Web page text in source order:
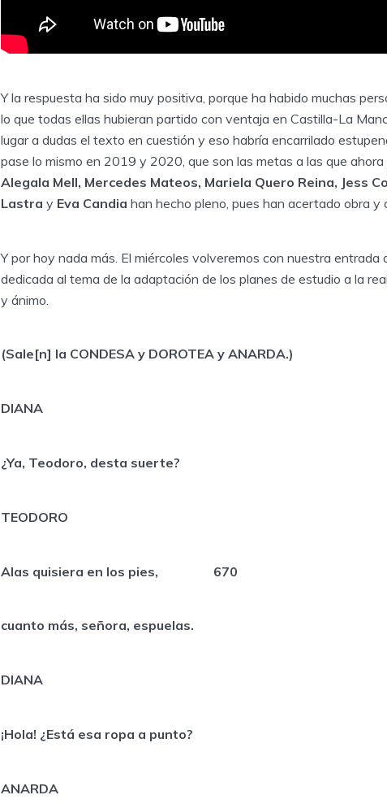
Y la respuesta ha sido muy positiva, porque ha habido muchas
lo que todas ellas hubieran partido con ventaja en Castilla-La
lugar a dudas el texto en cuestión y eso habría encarrilado
pase lo mismo en 2019 y 2020, que son las metas a las que
Alegala Mell, Mercedes Mateos, Mariela Quero Reina, Jess
Lastra y Eva Candia han hecho pleno, pues han acertado obra y
Y por hoy nada más. El miércoles volveremos con nuestra entrada
dedicada al tema de la adaptación de los planes de estudio a la
y ánimo.
(Sale[n] la CONDESA y DOROTEA y ANARDA.)
DIANA
¿Ya, Teodoro, desta suerte?
TEODORO
Alas quisiera en los pies, 670
cuanto más, señora, espuelas.
DIANA
¡Hola! ¿Está esa ropa a punto?
ANARDA